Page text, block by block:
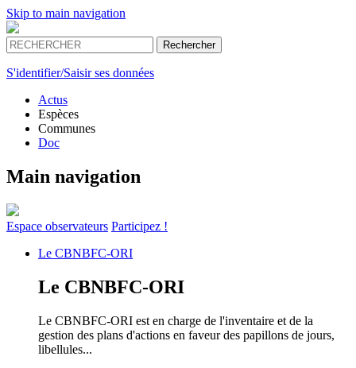
Skip to main navigation
S'identifier/Saisir ses données
Actus
Espèces
Communes
Doc
Main navigation
Espace observateurs Participez !
Le CBNBFC-ORI
Le CBNBFC-ORI
Le CBNBFC-ORI est en charge de l'inventaire et de la
gestion des plans d'actions en faveur des papillons de jours,
libellules...